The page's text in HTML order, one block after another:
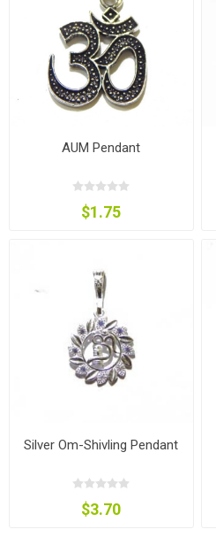
AUM Pendant
$1.75
Silver Om-Shivling Pendant
$3.70